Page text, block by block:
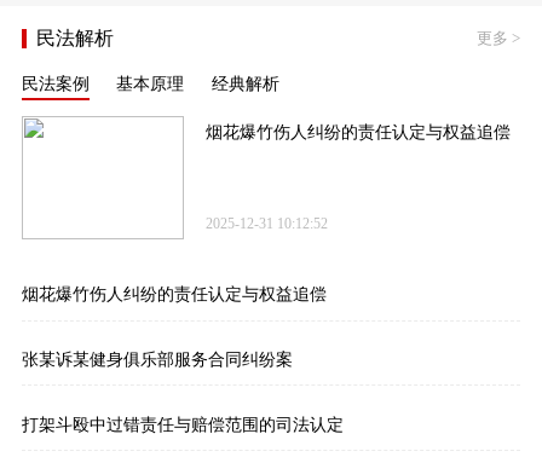
民法解析 更多 >
民法案例 基本原理 经典解析
烟花爆竹伤人纠纷的责任认定与权益追偿
2025-12-31 10:12:52
烟花爆竹伤人纠纷的责任认定与权益追偿
张某诉某健身俱乐部服务合同纠纷案
打架斗殴中过错责任与赔偿范围的司法认定